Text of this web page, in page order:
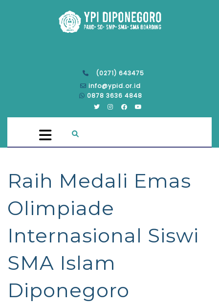
(0271) 643475
info@ypid.or.id
0878 3636 4848
Raih Medali Emas
Olimpiade
Internasional Siswi
SMA Islam
Diponegoro